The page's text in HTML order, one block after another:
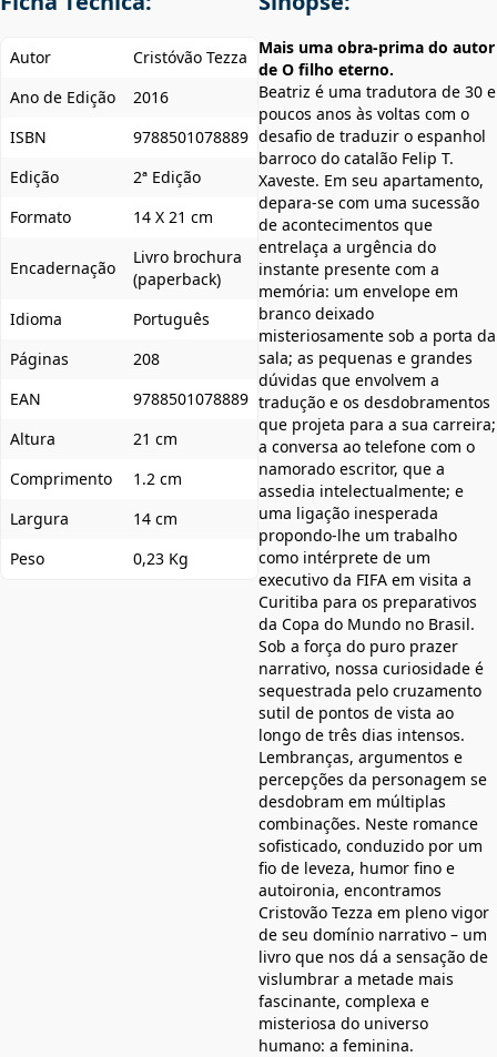
Autor
Cristóvão Tezza
Ano de Edição
2016
ISBN
9788501078889
Edição
2ª Edição
Formato
14 X 21 cm
Encadernação
Livro brochura
(paperback)
Idioma
Português
Páginas
208
EAN
9788501078889
Altura
21 cm
Comprimento
1.2 cm
Largura
14 cm
Peso
0,23 Kg
Mais uma obra-prima do autor
de O filho eterno.
Beatriz é uma tradutora de 30 e
poucos anos às voltas com o
desafio de traduzir o espanhol
barroco do catalão Felip T.
Xaveste. Em seu apartamento,
depara-se com uma sucessão
de acontecimentos que
entrelaça a urgência do
instante presente com a
memória: um envelope em
branco deixado
misteriosamente sob a porta da
sala; as pequenas e grandes
dúvidas que envolvem a
tradução e os desdobramentos
que projeta para a sua carreira;
a conversa ao telefone com o
namorado escritor, que a
assedia intelectualmente; e
uma ligação inesperada
propondo-lhe um trabalho
como intérprete de um
executivo da FIFA em visita a
Curitiba para os preparativos
da Copa do Mundo no Brasil.
Sob a força do puro prazer
narrativo, nossa curiosidade é
sequestrada pelo cruzamento
sutil de pontos de vista ao
longo de três dias intensos.
Lembranças, argumentos e
percepções da personagem se
desdobram em múltiplas
combinações. Neste romance
sofisticado, conduzido por um
fio de leveza, humor fino e
autoironia, encontramos
Cristovão Tezza em pleno vigor
de seu domínio narrativo – um
livro que nos dá a sensação de
vislumbrar a metade mais
fascinante, complexa e
misteriosa do universo
humano: a feminina.